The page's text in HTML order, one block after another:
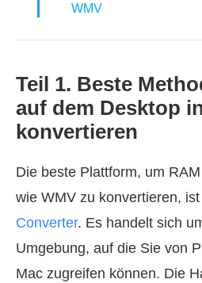
WMV
Teil 1. Beste
auf dem Desktop
konvertieren
Die beste Plattform, um
wie WMV zu konvertieren,
Converter. Es handelt sich
Umgebung, auf die Sie von
Mac zugreifen können. Die